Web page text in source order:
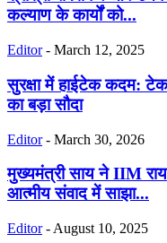
कल्याण के कार्यों को...
Editor - March 12, 2025
सुरक्षा में हाईटेक कदम:
का बड़ा सौदा
Editor - March 30, 2026
मुख्यमंत्री साय ने IIM
आत्मीय संवाद में साझा...
Editor - August 10, 2025